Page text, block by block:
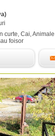
curte, Cai,
foisor